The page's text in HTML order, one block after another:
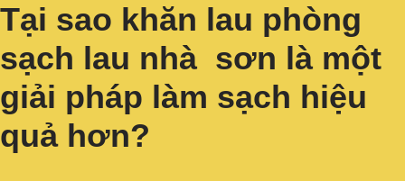
Tại sao khăn lau phòng
sạch lau nhà sơn là một
giải pháp làm sạch hiệu
quả hơn?